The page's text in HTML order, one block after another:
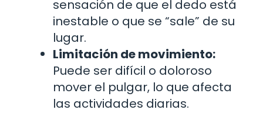
sensación de que el dedo está
inestable o que se “sale” de su
lugar.
Limitación de movimiento:
Puede ser difícil o doloroso
mover el pulgar, lo que afecta
las actividades diarias.